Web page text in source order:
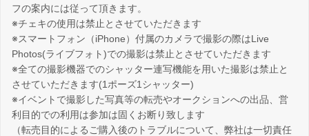
フの案内には従って頂きます。
※チェキの使用は禁止とさせていただきます
※スマートフォン（iPhone）付属のカメラで撮影の際はLive
Photos(ライブフォト)での撮影は禁止とさせていただきます
※全ての撮影機器でのシャッター連写機能を用いた撮影は禁止と
させていただきます(1ポーズ1シャッター)
※イベントで撮影した写真等の転売やオークションへの出品、営
利目的での利用は参加は固くお断り致します
（転売目的によるご購入後のトラブルについて、弊社は一切責任